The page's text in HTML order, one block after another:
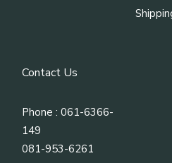
Contact Us
Phone : 061-6366-
149
081-953-6261